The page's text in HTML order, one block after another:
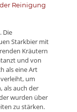
Reinigung
Die
Starkbier mit
Kräutern
und von
als eine Art
um
als auch der
wurden über
zu stärken.